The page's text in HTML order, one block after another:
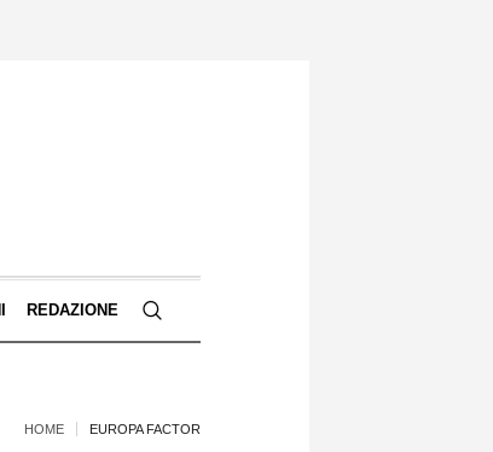
REDAZIONE
HOME EUROPA FACTOR